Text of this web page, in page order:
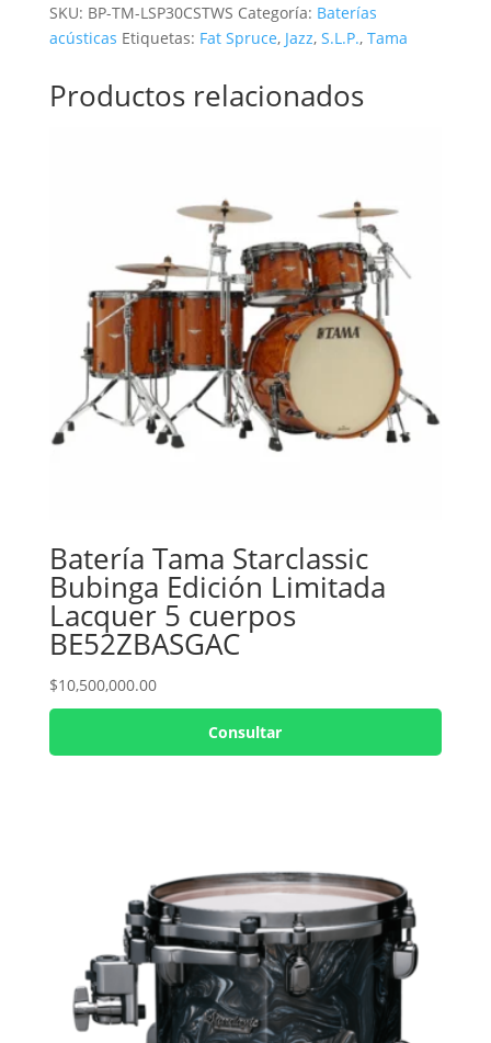
SKU: BP-TM-LSP30CSTWS Categoría: Baterías
acústicas Etiquetas: Fat Spruce, Jazz, S.L.P., Tama
Productos relacionados
Batería Tama Starclassic
Bubinga Edición Limitada
Lacquer 5 cuerpos
BE52ZBASGAC
$10,500,000.00
Consultar